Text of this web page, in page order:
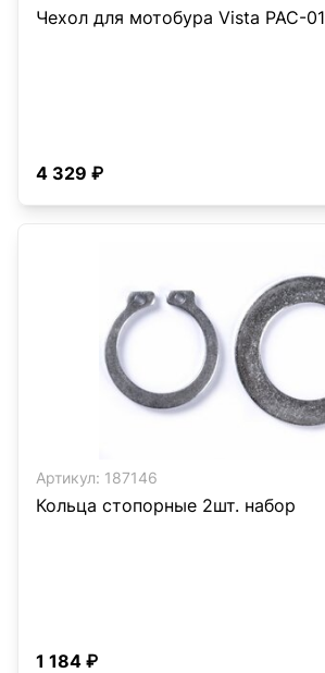
Чехол для мотобура Vista PAC-01
4 329 ₽
Артикул: 187146
Кольца стопорные 2шт. набор
1 184 ₽